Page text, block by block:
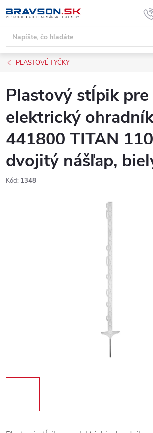
na
obsah
PLASTOVÉ TYČKY
Plastový stĺpik pre
elektrický
441800 TITAN
dvojitý nášľap,
Kód: 1348